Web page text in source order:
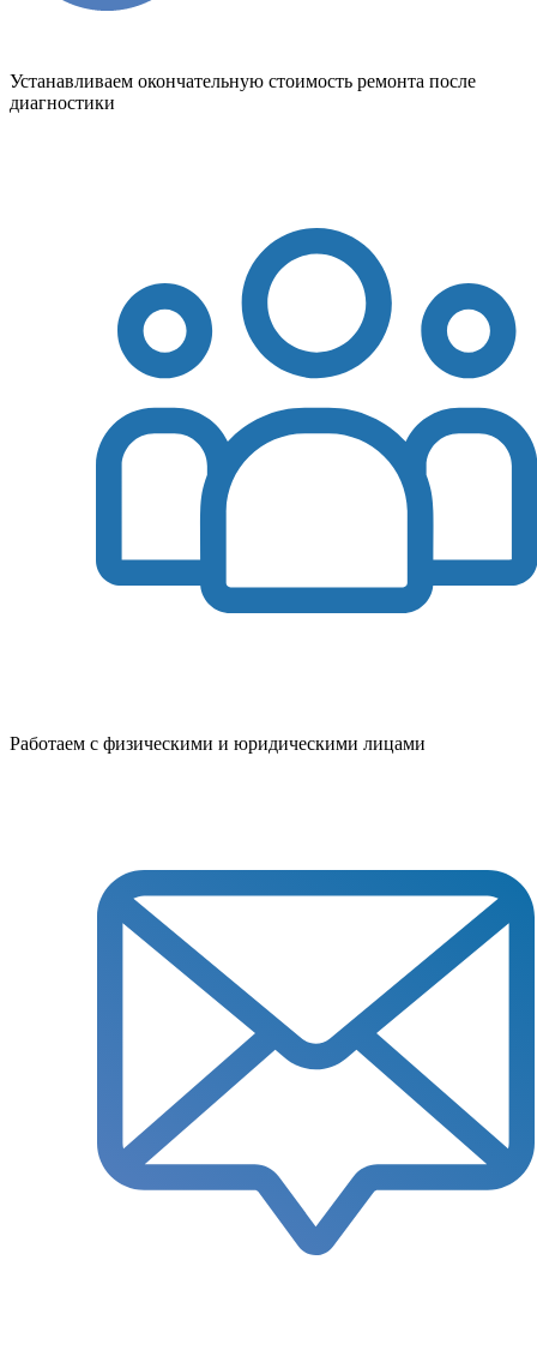
Устанавливаем окончательную стоимость ремонта после
диагностики
Работаем с физическими и юридическими лицами